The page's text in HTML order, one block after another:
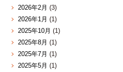
2026年2月 (3)
2026年1月 (1)
2025年10月 (1)
2025年8月 (1)
2025年7月 (1)
2025年5月 (1)